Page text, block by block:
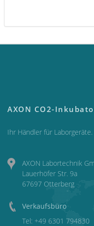
AXON CO2-
Ihr Händler für
AXON Labortechnik
Lauerhöfer Str. 9a
67697 Otterberg
Verkaufsbüro
Tel: +49 6301 794830